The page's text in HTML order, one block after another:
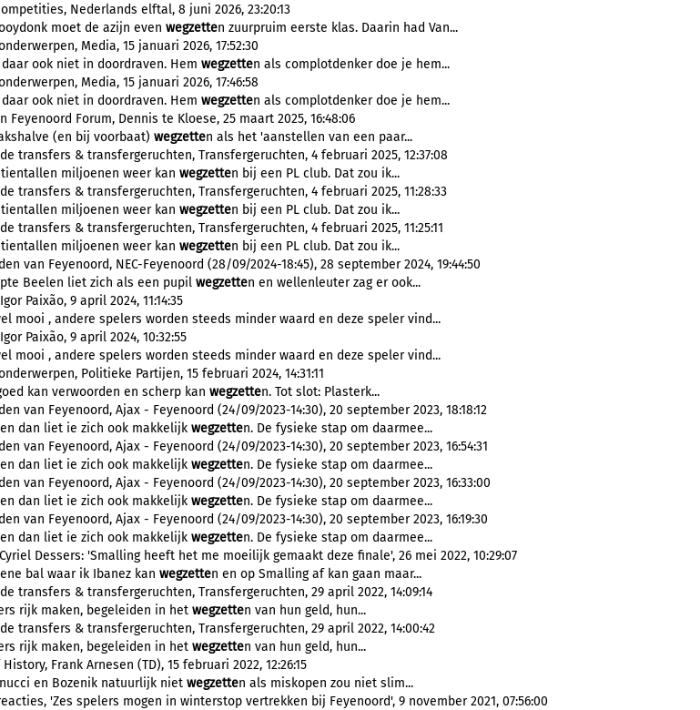
Nederlands elftal, 8 juni 2026, 23:20:13
moet de azijn even wegzetten zuurpruim eerste klas. Daarin had Van...
Media, 15 januari 2026, 17:52:30
daar ook niet in doordraven. Hem wegzetten als complotdenker doe je hem...
Media, 15 januari 2026, 17:46:58
daar ook niet in doordraven. Hem wegzetten als complotdenker doe je hem...
Feyenoord Forum, Dennis te Kloese, 25 maart 2025, 16:48:06
(en bij voorbaat) wegzetten als het 'aanstellen van een paar...
transfers & transfergeruchten, Transfergeruchten, 4 februari 2025, 12:37:08
tientallen miljoenen weer kan wegzetten bij een PL club. Dat zou ik...
transfers & transfergeruchten, Transfergeruchten, 4 februari 2025, 11:28:33
tientallen miljoenen weer kan wegzetten bij een PL club. Dat zou ik...
transfers & transfergeruchten, Transfergeruchten, 4 februari 2025, 11:25:11
tientallen miljoenen weer kan wegzetten bij een PL club. Dat zou ik...
van Feyenoord, NEC-Feyenoord (28/09/2024-18:45), 28 september 2024, 19:44:50
Beelen liet zich als een pupil wegzetten en wellenleuter zag er ook...
Paixão, 9 april 2024, 11:14:35
mooi , andere spelers worden steeds minder waard en deze speler vind...
Paixão, 9 april 2024, 10:32:55
mooi , andere spelers worden steeds minder waard en deze speler vind...
Politieke Partijen, 15 februari 2024, 14:31:11
kan verwoorden en scherp kan wegzetten. Tot slot: Plasterk...
van Feyenoord, Ajax - Feyenoord (24/09/2023-14:30), 20 september 2023, 18:18:12
en dan liet ie zich ook makkelijk wegzetten. De fysieke stap om daarmee...
van Feyenoord, Ajax - Feyenoord (24/09/2023-14:30), 20 september 2023, 16:54:31
en dan liet ie zich ook makkelijk wegzetten. De fysieke stap om daarmee...
van Feyenoord, Ajax - Feyenoord (24/09/2023-14:30), 20 september 2023, 16:33:00
en dan liet ie zich ook makkelijk wegzetten. De fysieke stap om daarmee...
van Feyenoord, Ajax - Feyenoord (24/09/2023-14:30), 20 september 2023, 16:19:30
en dan liet ie zich ook makkelijk wegzetten. De fysieke stap om daarmee...
Dessers: 'Smalling heeft het me moeilijk gemaakt deze finale', 26 mei 2022, 10:29:07
ene bal waar ik Ibanez kan wegzetten en op Smalling af kan gaan maar...
transfers & transfergeruchten, Transfergeruchten, 29 april 2022, 14:09:14
rijk maken, begeleiden in het wegzetten van hun geld, hun...
transfers & transfergeruchten, Transfergeruchten, 29 april 2022, 14:00:42
rijk maken, begeleiden in het wegzetten van hun geld, hun...
Frank Arnesen (TD), 15 februari 2022, 12:26:15
en Bozenik natuurlijk niet wegzetten als miskopen zou niet slim...
'Zes spelers mogen in winterstop vertrekken bij Feyenoord', 9 november 2021, 07:56:00